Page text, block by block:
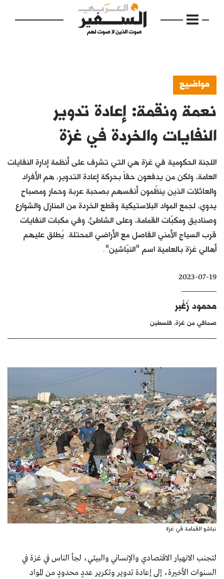
الرئيسية
مواضيع
فكرة
دفاتر
بالصورة
كتّابنا
الأرشيف
مواضيع
نعمة ونقمة: إعادة تدوير
النفايات والخردة في غزة
اللجنة الحكومية في غزة هي التي تشرف على أنظمة إدارة النفايات
العامة، ولكن من يدفعون حقاً بحركة إعادة التدوير، هم الأفراد
والعائلات الذين ينظّمون أنفسهم بصحبة عربة وحمار ومصباح
يدوي، لجمع المواد البلاستيكية وقطع الخردة من المنازل والشوارع
وصناديق ومكبّات القمامة، وعلى الشاطئ، وفي مكبات النفايات
قرب السياج الأمني الفاصل مع الأراضي المحتلة. يُطلق عليهم
أهالي غزة بالعامية اسم "النبّاشين".
2023-07-19
محمود زُغْبر
صحافي من غزة، فلسطين
نباشو القمامة قي غزة
لتجنب الانهيار الاقتصادي والإنساني والبيئي، لجأ الناس في غزة في
السنوات الأخيرة، إلى إعادة تدوير وتكرير عددٍ محدودٍ من المواد